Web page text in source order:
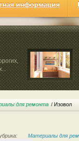
информация
ничто ...
для ремонта Изовол
Материалы для